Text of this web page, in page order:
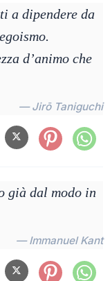
a dipendere da
d’animo che
— Jirō Taniguchi
già dal modo in
— Immanuel Kant